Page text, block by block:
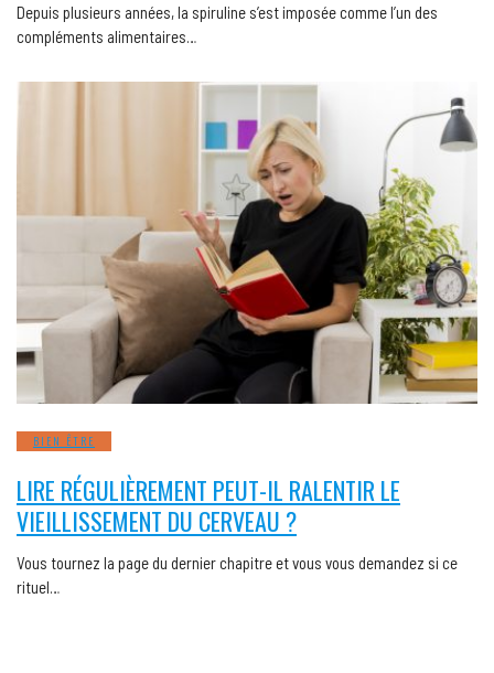
Depuis plusieurs années, la spiruline s’est imposée comme l’un des
compléments alimentaires…
BIEN ÊTRE
LIRE RÉGULIÈREMENT PEUT-IL RALENTIR LE
VIEILLISSEMENT DU CERVEAU ?
Vous tournez la page du dernier chapitre et vous vous demandez si ce
rituel…